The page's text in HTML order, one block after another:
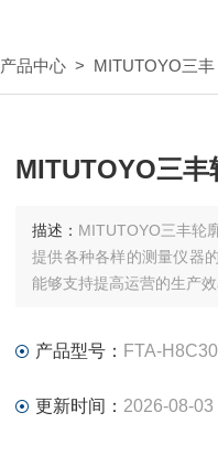
产品中心 > MITUTOYO三丰
MITUTOYO三
描述： MITUTOYO三丰轮
提供各种各样的测量仪器
能够支持提高运营的生产效
产品型号： FTA-
更新时间： 2026-08-03